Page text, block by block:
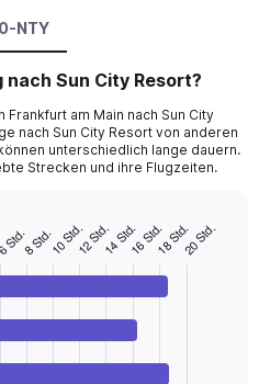
NTY
Sun City Resort?
am Main nach Sun City
nach Sun City Resort von anderen
unterschiedlich lange dauern.
Strecken und ihre Flugzeiten.
8 Std.10 Std.12 Std.14 Std.16 Std.18 Std.20 Std.